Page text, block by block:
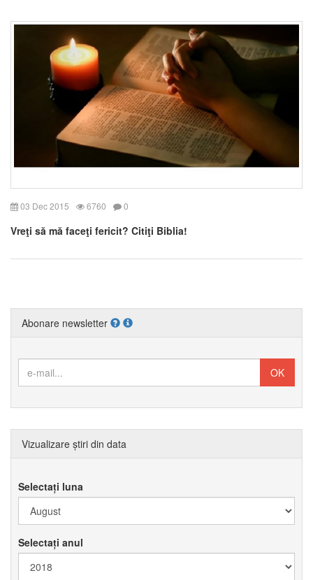
03 Dec 2015 6760 0
Vreţi să mă faceţi fericit? Citiţi Biblia!
Abonare newsletter
Vizualizare știri din data
Selectați luna
Selectați anul